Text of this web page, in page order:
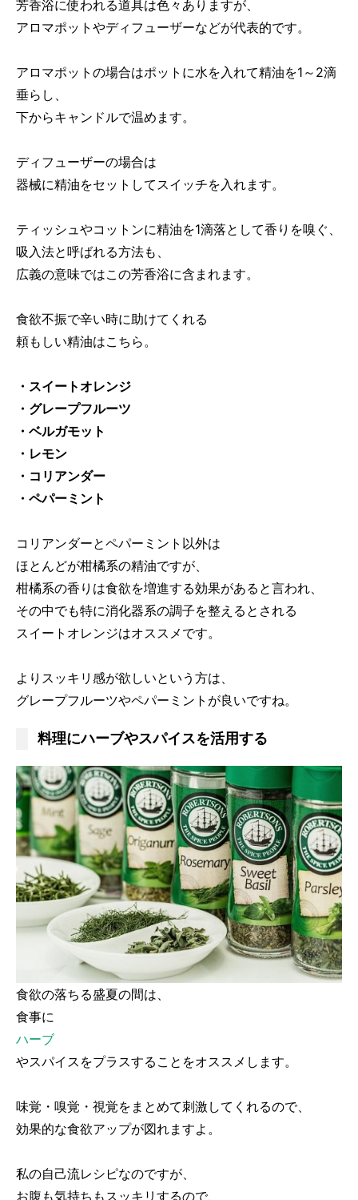
芳香浴に使われる道具は色々ありますが、
アロマポットやディフューザーなどが代表的です。
アロマポットの場合はポットに水を入れて精油を1～2滴
垂らし、
下からキャンドルで温めます。
ディフューザーの場合は
器械に精油をセットしてスイッチを入れます。
ティッシュやコットンに精油を1滴落として香りを嗅ぐ、
吸入法と呼ばれる方法も、
広義の意味ではこの芳香浴に含まれます。
食欲不振で辛い時に助けてくれる
頼もしい精油はこちら。
・スイートオレンジ
・グレープフルーツ
・ベルガモット
・レモン
・コリアンダー
・ペパーミント
コリアンダーとペパーミント以外は
ほとんどが柑橘系の精油ですが、
柑橘系の香りは食欲を増進する効果があると言われ、
その中でも特に消化器系の調子を整えるとされる
スイートオレンジはオススメです。
よりスッキリ感が欲しいという方は、
グレープフルーツやペパーミントが良いですね。
料理にハーブやスパイスを活用する
食欲の落ちる盛夏の間は、
食事に
ハーブ
やスパイスをプラスすることをオススメします。
味覚・嗅覚・視覚をまとめて刺激してくれるので、
効果的な食欲アップが図れますよ。
私の自己流レシピなのですが、
お腹も気持ちもスッキリするので、